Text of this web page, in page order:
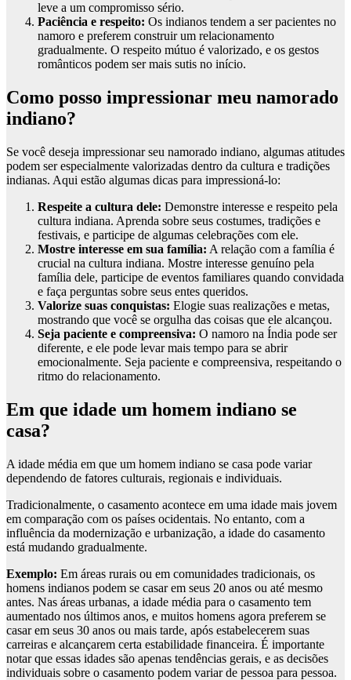
leve a um compromisso sério.
Paciência e respeito: Os indianos tendem a ser pacientes no
namoro e preferem construir um relacionamento
gradualmente. O respeito mútuo é valorizado, e os gestos
românticos podem ser mais sutis no início.
Como posso impressionar meu namorado
indiano?
Se você deseja impressionar seu namorado indiano, algumas atitudes
podem ser especialmente valorizadas dentro da cultura e tradições
indianas. Aqui estão algumas dicas para impressioná-lo:
Respeite a cultura dele: Demonstre interesse e respeito pela
cultura indiana. Aprenda sobre seus costumes, tradições e
festivais, e participe de algumas celebrações com ele.
Mostre interesse em sua família: A relação com a família é
crucial na cultura indiana. Mostre interesse genuíno pela
família dele, participe de eventos familiares quando convidada
e faça perguntas sobre seus entes queridos.
Valorize suas conquistas: Elogie suas realizações e metas,
mostrando que você se orgulha das coisas que ele alcançou.
Seja paciente e compreensiva: O namoro na Índia pode ser
diferente, e ele pode levar mais tempo para se abrir
emocionalmente. Seja paciente e compreensiva, respeitando o
ritmo do relacionamento.
Em que idade um homem indiano se
casa?
A idade média em que um homem indiano se casa pode variar
dependendo de fatores culturais, regionais e individuais.
Tradicionalmente, o casamento acontece em uma idade mais jovem
em comparação com os países ocidentais. No entanto, com a
influência da modernização e urbanização, a idade do casamento
está mudando gradualmente.
Exemplo: Em áreas rurais ou em comunidades tradicionais, os
homens indianos podem se casar em seus 20 anos ou até mesmo
antes. Nas áreas urbanas, a idade média para o casamento tem
aumentado nos últimos anos, e muitos homens agora preferem se
casar em seus 30 anos ou mais tarde, após estabelecerem suas
carreiras e alcançarem certa estabilidade financeira. É importante
notar que essas idades são apenas tendências gerais, e as decisões
individuais sobre o casamento podem variar de pessoa para pessoa.